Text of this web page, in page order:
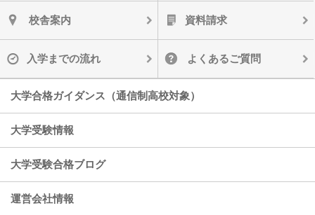
校舎案内 資料請求
入学までの流れ よくあるご質問
大学合格ガイダンス（通信制高校対象）
大学受験情報
大学受験合格ブログ
運営会社情報